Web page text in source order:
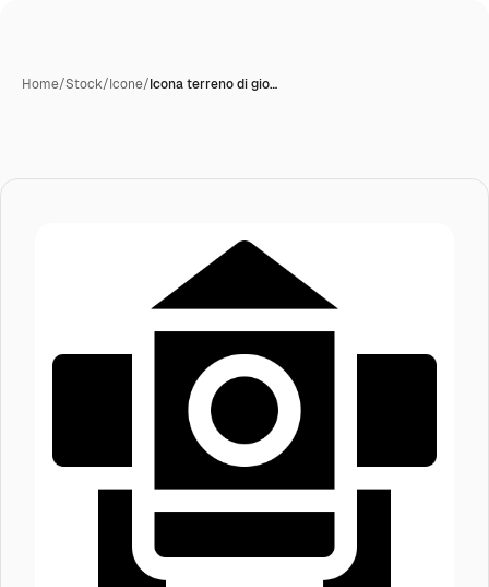
Home/Stock/Icone/Icona terreno di gio…